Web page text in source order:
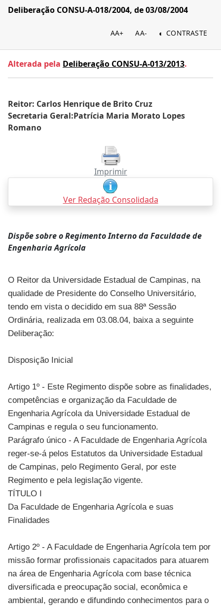
Deliberação CONSU-A-018/2004, de 03/08/2004
AA+ AA- CONTRASTE
Alterada pela Deliberação CONSU-A-013/2013.
Reitor: Carlos Henrique de Brito Cruz
Secretaria Geral:Patrícia Maria Morato Lopes
Romano
Imprimir
Ver Redação Consolidada
Dispõe sobre o Regimento Interno da Faculdade de
Engenharia Agrícola
O Reitor da Universidade Estadual de Campinas, na
qualidade de Presidente do Conselho Universitário,
tendo em vista o decidido em sua 88ª Sessão
Ordinária, realizada em 03.08.04, baixa a seguinte
Deliberação:
Disposição Inicial
Artigo 1º - Este Regimento dispõe sobre as finalidades,
competências e organização da Faculdade de
Engenharia Agrícola da Universidade Estadual de
Campinas e regula o seu funcionamento.
Parágrafo único - A Faculdade de Engenharia Agrícola
reger-se-á pelos Estatutos da Universidade Estadual
de Campinas, pelo Regimento Geral, por este
Regimento e pela legislação vigente.
TÍTULO I
Da Faculdade de Engenharia Agrícola e suas
Finalidades
Artigo 2º - A Faculdade de Engenharia Agrícola tem por
missão formar profissionais capacitados para atuarem
na área de Engenharia Agrícola com base técnica
diversificada e preocupação social, econômica e
ambiental, gerando e difundindo conhecimentos para o